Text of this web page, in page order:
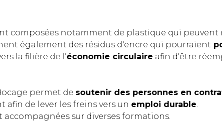
composées notamment de plastique qui peuvent
également des résidus d'encre qui pourraient
la filière de l'économie circulaire afin d'être
permet de soutenir des personnes en
de lever les freins vers un emploi durable.
accompagnées sur diverses formations.